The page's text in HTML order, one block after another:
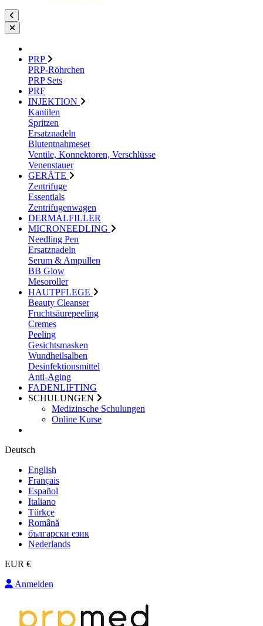
PRP
PRP-Röhrchen
PRP Sets
PRF
INJEKTION
Kanülen
Spritzen
Ersatznadeln
Blutentnahmeset
Ventile, Konnektoren, Verschlüsse
Venenstauer
GERÄTE
Zentrifuge
Essentials
Zentrifugenwagen
DERMALFILLER
MICRONEEDLING
Needling Pen
Ersatznadeln
Serum & Ampullen
BB Glow
Mesoroller
HAUTPFLEGE
Beauty Cleanser
Fruchtsäurepeeling
Cremes
Peeling
Gesichtsmasken
Wundheilsalben
Desinfektionsmittel
Anti-Aging
FADENLIFTING
SCHULUNGEN
Medizinsche Schulungen
Online Kurse
Deutsch
English
Français
Español
Italiano
Türkçe
Română
български език
Nederlands
EUR €
Anmelden